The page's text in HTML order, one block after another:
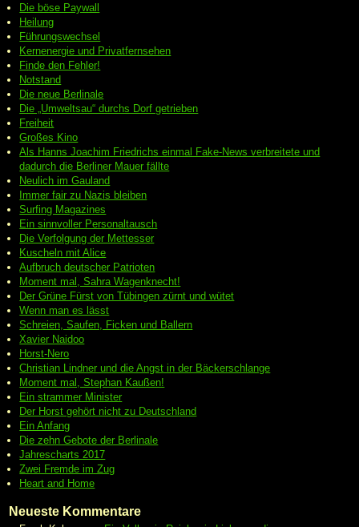
Die böse Paywall
Heilung
Führungswechsel
Kernenergie und Privatfernsehen
Finde den Fehler!
Notstand
Die neue Berlinale
Die „Umweltsau“ durchs Dorf getrieben
Freiheit
Großes Kino
Als Hanns Joachim Friedrichs einmal Fake-News verbreitete und
dadurch die Berliner Mauer fällte
Neulich im Gauland
Immer fair zu Nazis bleiben
Surfing Magazines
Ein sinnvoller Personaltausch
Die Verfolgung der Mettesser
Kuscheln mit Alice
Aufbruch deutscher Patrioten
Moment mal, Sahra Wagenknecht!
Der Grüne Fürst von Tübingen zürnt und wütet
Wenn man es lässt
Schreien, Saufen, Ficken und Ballern
Xavier Naidoo
Horst-Nero
Christian Lindner und die Angst in der Bäckerschlange
Moment mal, Stephan Kaußen!
Ein strammer Minister
Der Horst gehört nicht zu Deutschland
Ein Anfang
Die zehn Gebote der Berlinale
Jahrescharts 2017
Zwei Fremde im Zug
Heart and Home
Neueste Kommentare